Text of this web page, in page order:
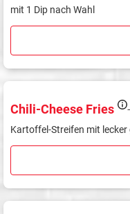
mit 1 Dip nach Wahl
Chili-Cheese Fries
Kartoffel-Streifen mit